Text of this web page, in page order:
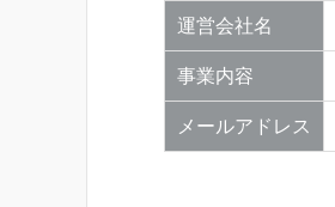
運営会社名
事業内容
メールアドレス